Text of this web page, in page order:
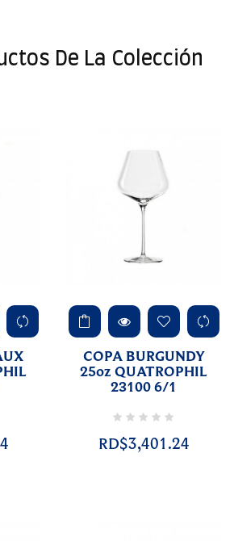
De La Colección
COPA BURGUNDY
25oz QUATROPHIL
23100 6/1
RD$3,401.24